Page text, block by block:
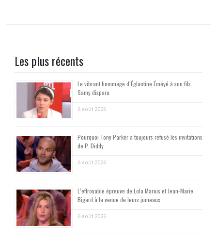
Les plus récents
Le vibrant hommage d’Églantine Éméyé à son fils
Samy disparu
6 août 2026
Pourquoi Tony Parker a toujours refusé les invitations
de P. Diddy
6 août 2026
L’effroyable épreuve de Lola Marois et Jean-Marie
Bigard à la venue de leurs jumeaux
6 août 2026